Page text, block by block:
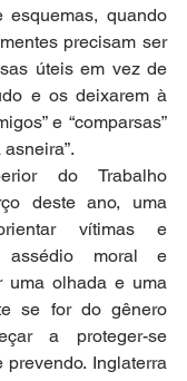
esquemas, quando
precisam ser
úteis em vez de
e os deixarem à
e “comparsas”
do Trabalho
vítimas e
assédio moral e
uma olhada e uma
se for do gênero
a proteger-se
Inglaterra